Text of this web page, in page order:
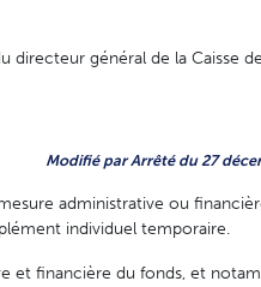
directeur général de la Caisse
Modifié par Arrêté du 27
administrative ou
individuel temporaire.
et financière du fonds, et